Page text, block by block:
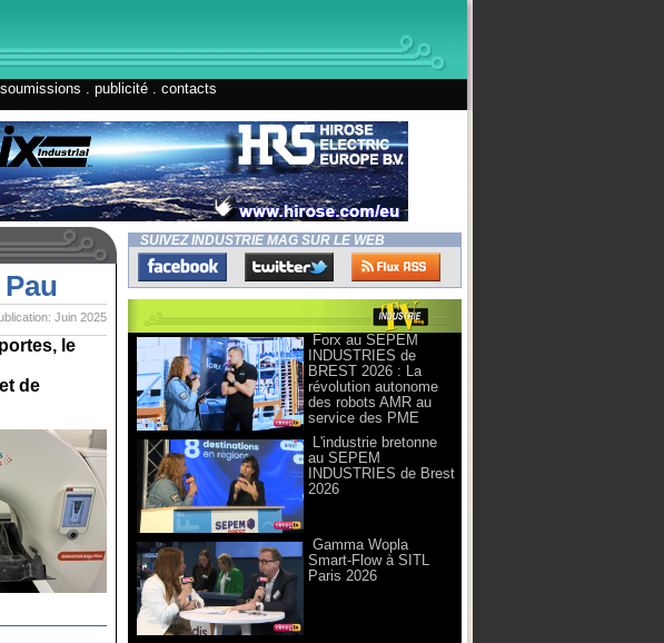
soumissions publicité contacts
Juin 2025
le
de
SUIVEZ INDUSTRIE MAG SUR LE WEB
Forx au SEPEM
INDUSTRIES de
BREST 2026 : La
révolution autonome
des robots AMR au
service des PME
L'industrie bretonne
au SEPEM
INDUSTRIES de Brest
2026
Gamma Wopla
Smart-Flow à SITL
Paris 2026